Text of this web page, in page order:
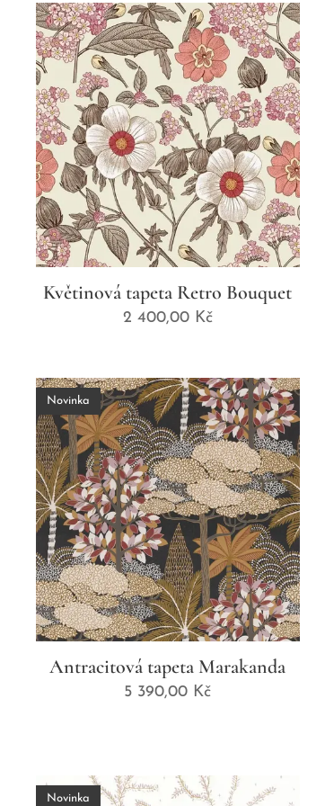
Květinová tapeta Retro Bouquet
2 400,00Kč
Antracitová tapeta Marakanda
Novinka
5 390,00 Kč
Novinka